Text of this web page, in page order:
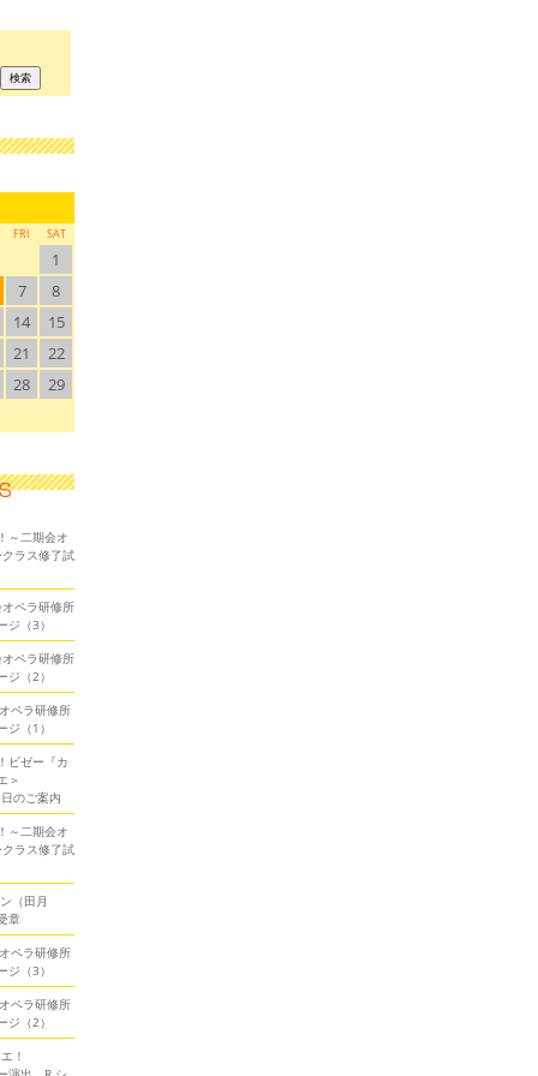
FRI SAT
1
7
8
14
15
21
22
28
29
～二期会オ
ラス修了試
ペラ研修所
ジ（3）
ペラ研修所
ジ（2）
ペラ研修所
ジ（1）
ビゼー『カ
＞
のご案内
～二期会オ
ラス修了試
（田月
章
ペラ研修所
ジ（3）
ペラ研修所
ジ（2）
！